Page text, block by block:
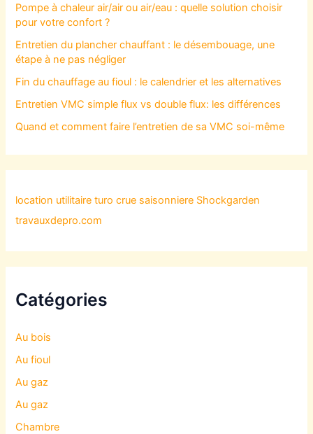
Pompe à chaleur air/air ou air/eau : quelle solution choisir
pour votre confort ?
Entretien du plancher chauffant : le désembouage, une
étape à ne pas négliger
Fin du chauffage au fioul : le calendrier et les alternatives
Entretien VMC simple flux vs double flux: les différences
Quand et comment faire l’entretien de sa VMC soi-même
location utilitaire turo crue saisonniere Shockgarden
travauxdepro.com
Catégories
Au bois
Au fioul
Au gaz
Au gaz
Chambre